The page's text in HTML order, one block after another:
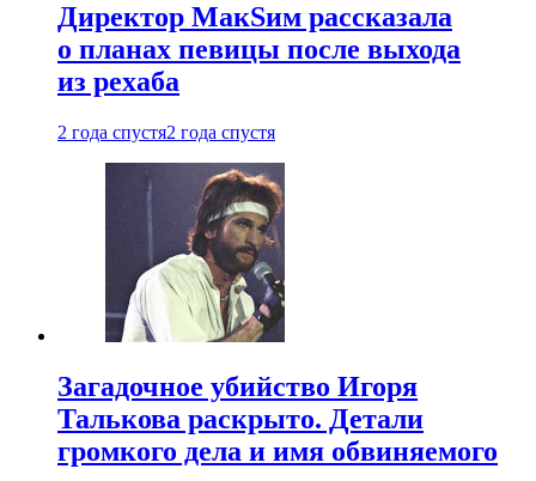
Директор МакSим рассказала
о планах певицы после выхода
из рехаба
2 года спустя2 года спустя
Загадочное убийство Игоря
Талькова раскрыто. Детали
громкого дела и имя обвиняемого